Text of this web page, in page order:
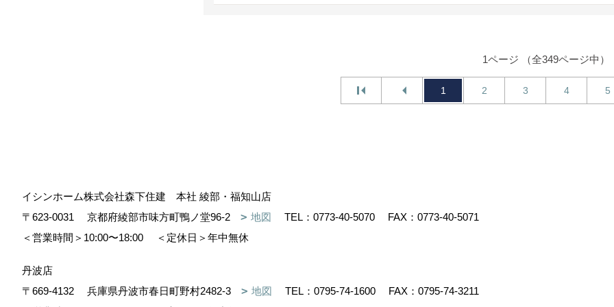
1ページ （全349ページ中）
1 2 3 4 5
イシンホーム株式会社森下住建 本社 綾部・福知山店
〒623-0031
京都府綾部市味方町鴨ノ堂96-2 地図 TEL： 0773-40-5070
FAX：0773-40-5071
＜営業時間＞10:00〜18:00
＜定休日＞年中無休
丹波店
〒669-4132
兵庫県丹波市春日町野村2482-3 地図 TEL： 0795-74-1600
FAX：0795-74-3211